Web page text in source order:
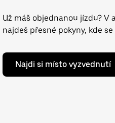
Už máš objednanou jízdu? V
najdeš přesné pokyny, kde
Najdi si místo vyzvednutí